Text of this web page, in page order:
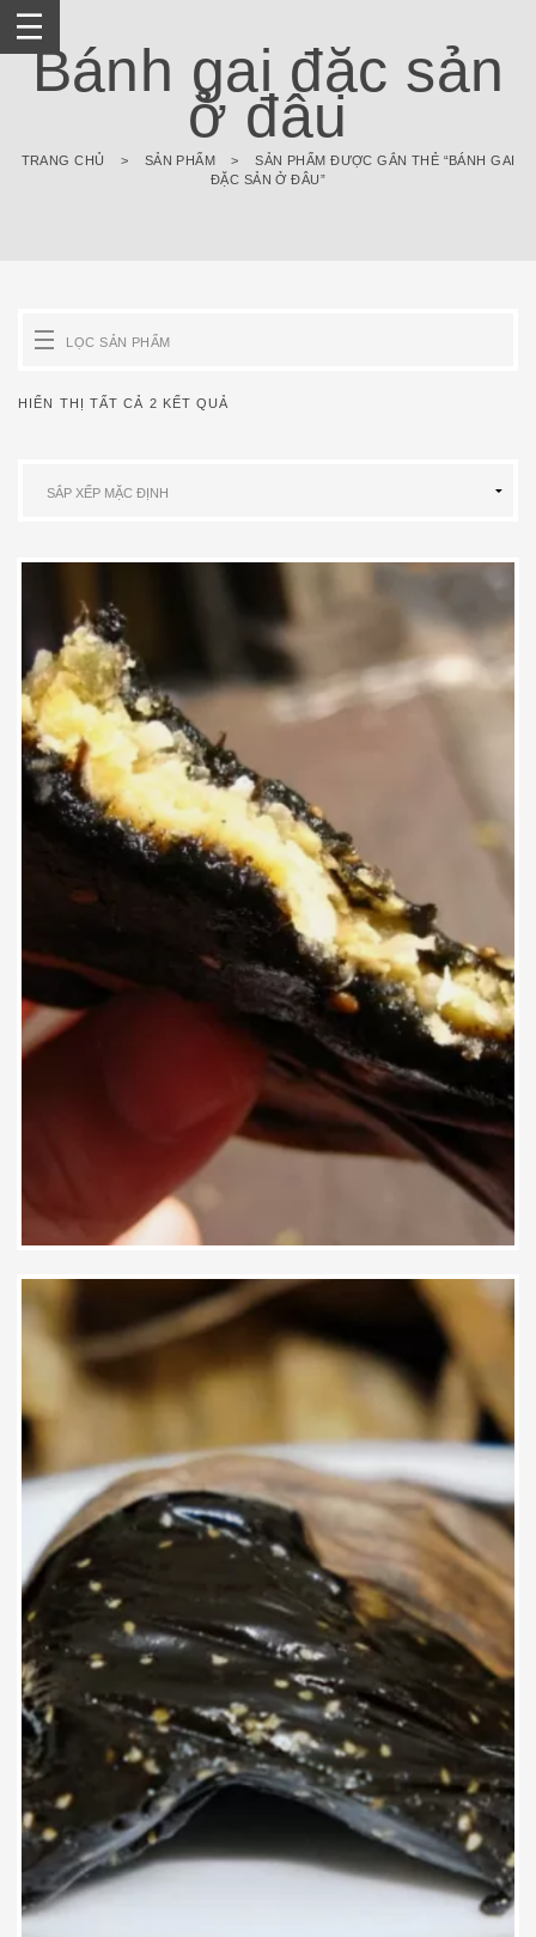
Skip
contentBánh gai đặc sản
ở đâu
TRANG CHỦ > SẢN PHẨM >
SẢN PHẨM ĐƯỢC GẮN THẺ “BÁNH GAI
ĐẶC SẢN Ở ĐÂU”
LỌC SẢN PHẨM
HIỂN THỊ TẤT CẢ 2 KẾT QUẢ
50,000₫